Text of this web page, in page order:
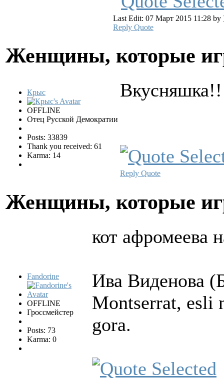
Last Edit: 07 Март 2015 11:28 by
Reply Quote
Женщины, которые
Крыс
OFFLINE
Отец Русской Демократии
Posts: 33839
Thank you received: 61
Karma: 14
Reply Quote
Женщины, которые
Fandorine
OFFLINE
Гроссмейстер
Posts: 73
Karma: 0
кот афромеева
Ива Виденова
Montserrat, esli
gora.